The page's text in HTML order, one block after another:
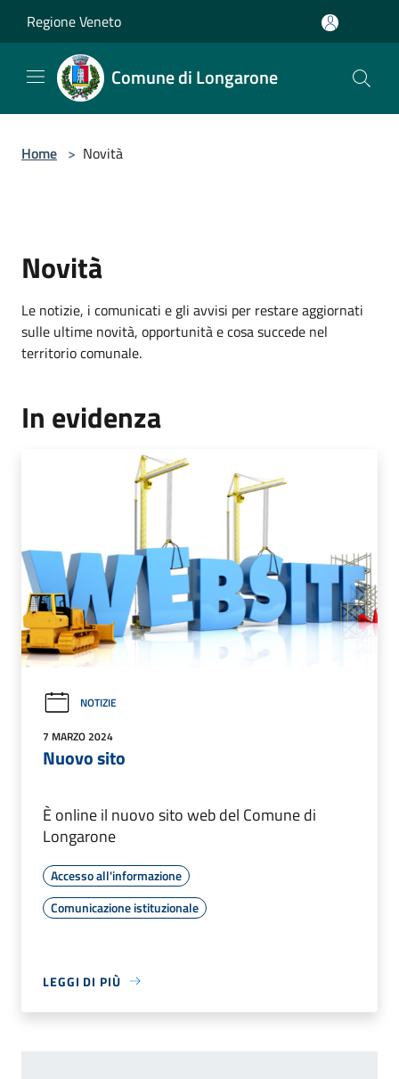
Regione Veneto
Comune di Longarone
Home > Novità
Novità
Le notizie, i comunicati e gli avvisi per restare aggiornati
sulle ultime novità, opportunità e cosa succede nel
territorio comunale.
In evidenza
NOTIZIE
7 MARZO 2024
Nuovo sito
È online il nuovo sito web del Comune di
Longarone
Accesso all'informazione
Comunicazione istituzionale
LEGGI DI PIÙ